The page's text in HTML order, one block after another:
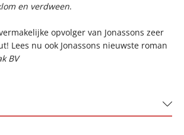
en verdween.
opvolger van Jonassons zeer
Lees nu ook Jonassons nieuwste roman
BV